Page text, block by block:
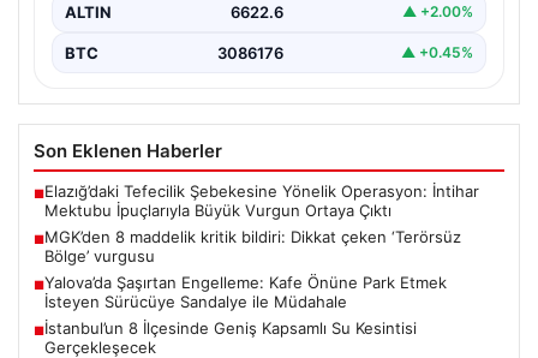
ALTIN 6622.6 ▲ +2.00%
BTC 3086176 ▲ +0.45%
Son Eklenen Haberler
■Elazığ’daki Tefecilik Şebekesine Yönelik Operasyon: İntihar
Mektubu İpuçlarıyla Büyük Vurgun Ortaya Çıktı
■MGK’den 8 maddelik kritik bildiri: Dikkat çeken ‘Terörsüz
Bölge’ vurgusu
■Yalova’da Şaşırtan Engelleme: Kafe Önüne Park Etmek
İsteyen Sürücüye Sandalye ile Müdahale
■İstanbul’un 8 İlçesinde Geniş Kapsamlı Su Kesintisi
Gerçekleşecek